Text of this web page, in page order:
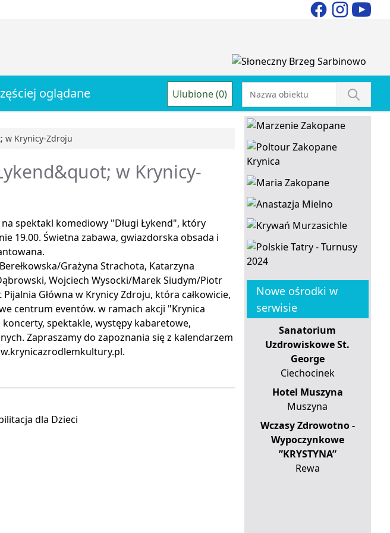
oglądane Ulubione (0)
w Krynicy-Zdroju
w Krynicy-
spektakl komediowy "Długi Łykend", który
19.00. Świetna zabawa, gwiazdorska obsada i
Grażyna Strachota, Katarzyna
Wojciech Wysocki/Marek Siudym/Piotr
Główna w Krynicy Zdroju, która całkowicie,
centrum eventów. w ramach akcji "Krynica
spektakle, występy kabaretowe,
Zapraszamy do zapoznania się z kalendarzem
Nowe ośrodki w
serwisie
Sanatorium
Uzdrowiskowe St.
George
Ciechocinek
Hotel Muszyna
Muszyna
Wczasy Zdrowotno -
Wypoczynkowe
”KRYSTYNA”
Rewa